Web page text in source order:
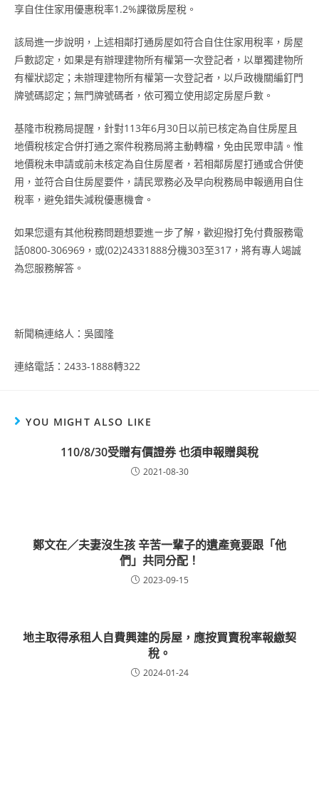
享自住住家用優惠稅率1.2%課徵房屋稅。
該局進一步說明，上述相鄰打通房屋如符合自住住家用稅率，房屋
戶數認定，如果是有辦理建物所有權第一次登記者，以單獨建物所
有權狀認定；未辦理建物所有權第一次登記者，以戶政機關編釘門
牌號碼認定；無門牌號碼者，依可獨立使用認定房屋戶數。
基隆市稅務局提醒，針對113年6月30日以前已核定為自住房屋且
地價稅核定合併打通之案件稅務局將主動轉檔，免由民眾申請。惟
地價稅未申請或前未核定為自住房屋者，若相鄰房屋打通或合併使
用，並符合自住房屋要件，請民眾務必及早向稅務局申報適用自住
稅率，避免錯失減稅優惠機會。
如果您還有其他稅務問題想要進ㄧ步了解，歡迎撥打免付費服務電
話0800-306969，或(02)24331888分機303至317，將有專人竭誠
為您服務解答。
新聞稿連絡人：吳國隆
連絡電話：2433-1888轉322
YOU MIGHT ALSO LIKE
110/8/30受贈有價證券 也須申報贈與稅
2021-08-30
鄭文在／夫妻沒生孩 辛苦一輩子的遺產竟要跟「他
們」共同分配！
2023-09-15
地主取得承租人自費興建的房屋，應按買賣稅率報繳契
稅。
2024-01-24